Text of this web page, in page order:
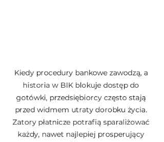
Kiedy procedury bankowe zawodzą, a
historia w BIK blokuje dostęp do
gotówki, przedsiębiorcy często stają
przed widmem utraty dorobku życia.
Zatory płatnicze potrafią sparaliżować
każdy, nawet najlepiej prosperujący